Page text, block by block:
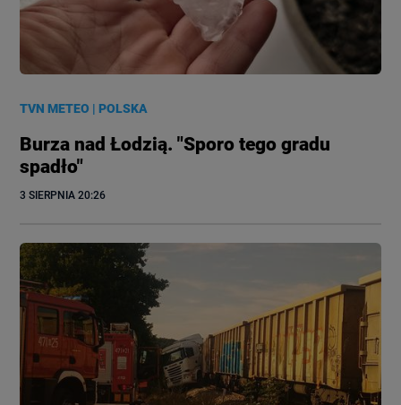
TVN METEO |POLSKA
Burza nad Łodzią. "Sporo tego gradu
spadło"
3 SIERPNIA 20:26